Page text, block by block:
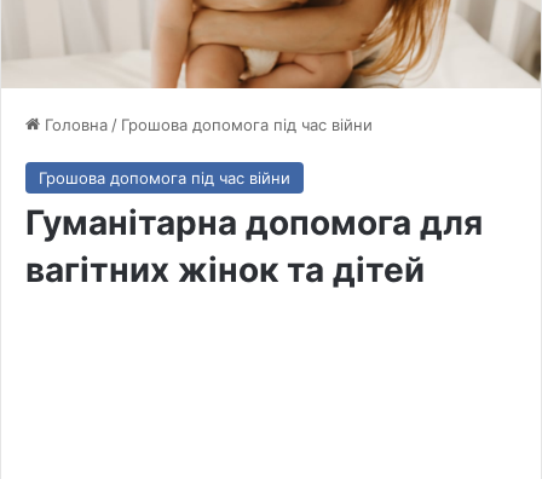
Головна / Грошова допомога під час війни
Грошова допомога під час війни
Гуманітарна допомога для
вагітних жінок та дітей